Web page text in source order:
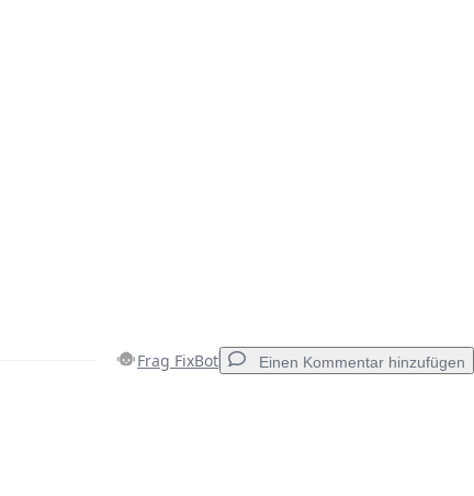
Frag FixBot Einen Kommentar hinzufügen